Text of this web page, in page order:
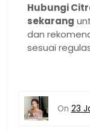
Hubungi
sekarang
dan
sesuai
On 23